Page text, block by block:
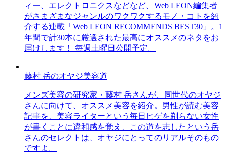
ィー、エレクトロニクスなどなど、Web LEON編集者
がさまざまなジャンルのワクワクするモノ・コトを紹
介する連載「Web LEON RECOMMENDS BEST30」。1
年間で計30本に厳選された最高にオススメのネタをお
届けします！ 毎週土曜日公開予定。
藤村 岳のオヤジ美容道
メンズ美容の研究家・藤村 岳さんが、同世代のオヤジ
さんに向けて、オススメ美容を紹介。男性が読む美容
記事を、美容ライターという毎日ヒゲを剃らない女性
が書くことに違和感を覚え、この道を志したという岳
さんのセレクトは、オヤジにとってのリアルそのもの
ですよ。